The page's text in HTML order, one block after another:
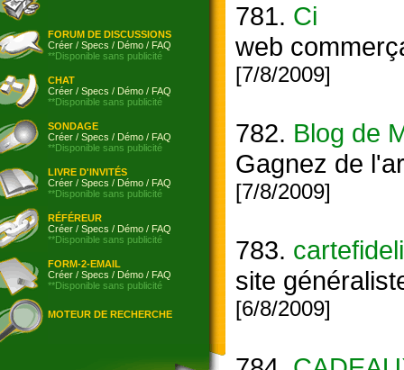
FORUM DE DISCUSSIONS
Créer / Specs / Démo / FAQ
**Disponible sans publicité
CHAT
Créer / Specs / Démo / FAQ
**Disponible sans publicité
SONDAGE
Créer / Specs / Démo / FAQ
**Disponible sans publicité
LIVRE D'INVITÉS
Créer / Specs / Démo / FAQ
**Disponible sans publicité
RÉFÉREUR
Créer / Specs / Démo / FAQ
**Disponible sans publicité
FORM-2-EMAIL
Créer / Specs / Démo / FAQ
**Disponible sans publicité
MOTEUR DE RECHERCHE
781. Ci
web
[7/8/2009]
782. Blog de
Gagnez de
[7/8/2009]
783.
site
[6/8/2009]